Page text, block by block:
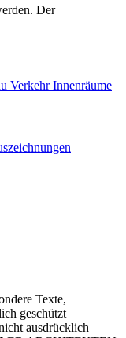
Der
VerkehrInnenräume
Texte,
geschützt
ausdrücklich